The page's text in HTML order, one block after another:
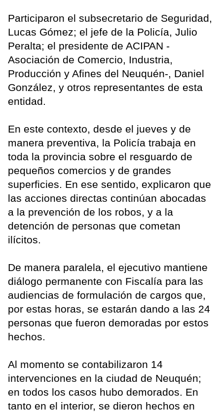
Participaron el subsecretario de Seguridad,
Lucas Gómez; el jefe de la Policía, Julio
Peralta; el presidente de ACIPAN -
Asociación de Comercio, Industria,
Producción y Afines del Neuquén-, Daniel
González, y otros representantes de esta
entidad.
En este contexto, desde el jueves y de
manera preventiva, la Policía trabaja en
toda la provincia sobre el resguardo de
pequeños comercios y de grandes
superficies. En ese sentido, explicaron que
las acciones directas continúan abocadas
a la prevención de los robos, y a la
detención de personas que cometan
ilícitos.
De manera paralela, el ejecutivo mantiene
diálogo permanente con Fiscalía para las
audiencias de formulación de cargos que,
por estas horas, se estarán dando a las 24
personas que fueron demoradas por estos
hechos.
Al momento se contabilizaron 14
intervenciones en la ciudad de Neuquén;
en todos los casos hubo demorados. En
tanto en el interior, se dieron hechos en